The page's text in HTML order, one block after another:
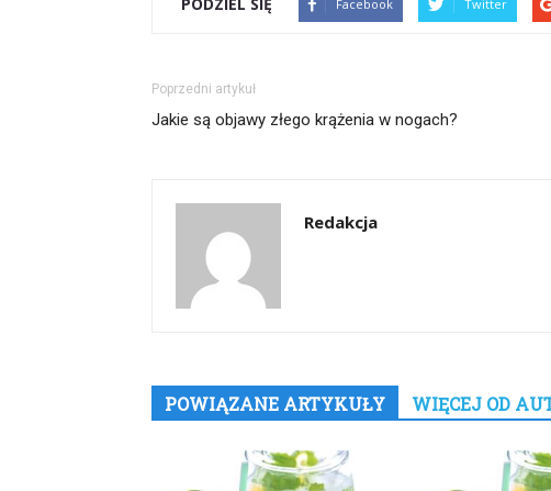
PODZIEL SIĘ Facebook Twitter
Poprzedni artykuł
Jakie są objawy złego krążenia w nogach?
Redakcja
POWIĄZANE ARTYKUŁY WIĘCEJ OD